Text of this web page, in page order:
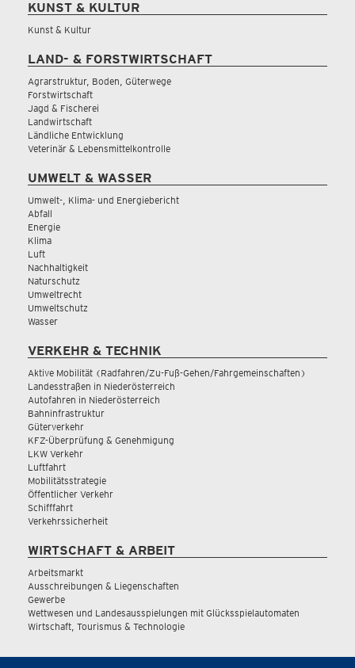
KUNST & KULTUR
Kunst & Kultur
LAND- & FORSTWIRTSCHAFT
Agrarstruktur, Boden, Güterwege
Forstwirtschaft
Jagd & Fischerei
Landwirtschaft
Ländliche Entwicklung
Veterinär & Lebensmittelkontrolle
UMWELT & WASSER
Umwelt-, Klima- und Energiebericht
Abfall
Energie
Klima
Luft
Nachhaltigkeit
Naturschutz
Umweltrecht
Umweltschutz
Wasser
VERKEHR & TECHNIK
Aktive Mobilität (Radfahren/Zu-Fuß-Gehen/Fahrgemeinschaften)
Landesstraßen in Niederösterreich
Autofahren in Niederösterreich
Bahninfrastruktur
Güterverkehr
KFZ-Überprüfung & Genehmigung
LKW Verkehr
Luftfahrt
Mobilitätsstrategie
Öffentlicher Verkehr
Schifffahrt
Verkehrssicherheit
WIRTSCHAFT & ARBEIT
Arbeitsmarkt
Ausschreibungen & Liegenschaften
Gewerbe
Wettwesen und Landesausspielungen mit Glücksspielautomaten
Wirtschaft, Tourismus & Technologie